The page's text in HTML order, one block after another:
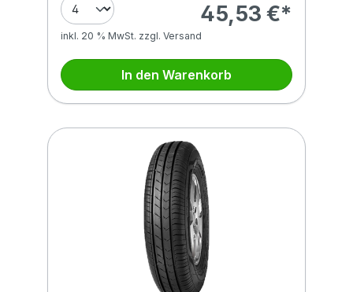
45,53 €*
inkl. 20 % MwSt. zzgl. Versand
In den Warenkorb